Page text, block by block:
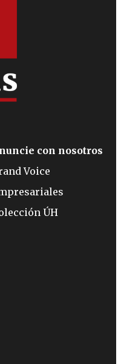
con nosotros
Voice
ÚH